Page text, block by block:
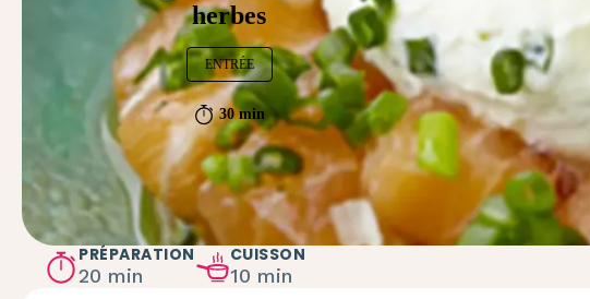
herbes
ENTRÉE
30 min
PRÉPARATION
20 min
CUISSON
10 min